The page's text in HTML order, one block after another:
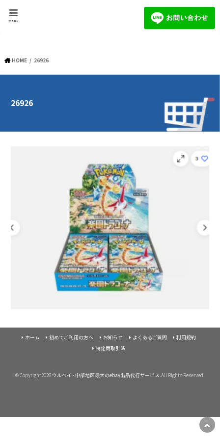
menu
HOME 26926
26926
ホーム 初めてご利用の方へ お知らせ よくあるご質問
利用規約
特定商取引法
©Copyright2026 ウルベイ - 中部地区最大のebay出品代行サービス.All Rights Reserved.